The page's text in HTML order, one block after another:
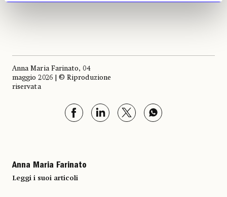
Anna Maria Farinato, 04
maggio 2026 | © Riproduzione
riservata
Anna Maria Farinato
Leggi i suoi articoli